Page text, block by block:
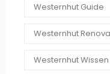
Westernhut Guide
Westernhut
Westernhut Wissen